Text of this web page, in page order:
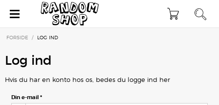
FORSIDE / LOG IND
Log ind
Hvis du har en konto hos os, bedes du logge ind her
Din e-mail *